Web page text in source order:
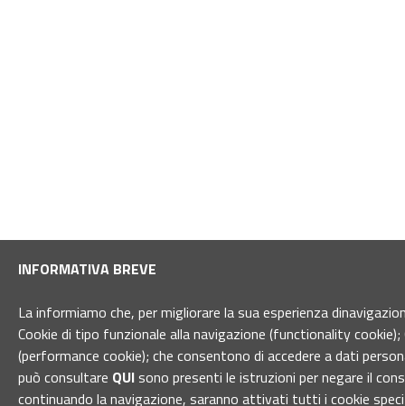
INFORMATIVA BREVE
La informiamo che, per migliorare la sua esperienza
Cookie di tipo funzionale alla navigazione (functionality
(performance cookie); che consentono di accedere a dati
può consultare QUIsono presenti le istruzioni per negare il
continuando la navigazione, saranno attivati tutti i cookie